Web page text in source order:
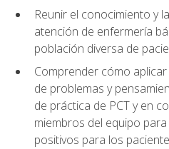
Reunir el conocimiento y
atención de enfermería
población diversa de
Comprender cómo
de problemas y
de práctica de PCT y en
miembros del equipo
positivos para los